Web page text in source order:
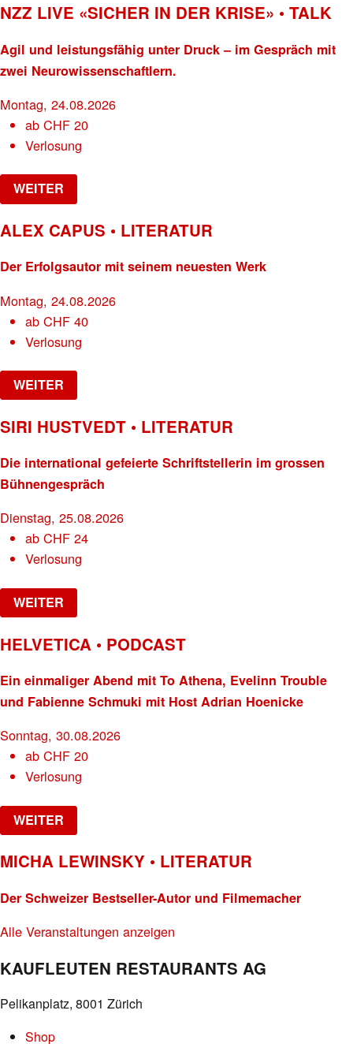
NZZ LIVE «SICHER IN DER KRISE» • TALK
Agil und leistungsfähig unter Druck – im Gespräch mit
zwei Neurowissenschaftlern.
Montag, 24.08.2026
abCHF 20
Verlosung
WEITER
ALEX CAPUS • LITERATUR
Der Erfolgsautor mit seinem neuesten Werk
Montag, 24.08.2026
abCHF 40
Verlosung
WEITER
SIRI HUSTVEDT • LITERATUR
Die international gefeierte Schriftstellerin im grossen
Bühnengespräch
Dienstag, 25.08.2026
abCHF 24
Verlosung
WEITER
HELVETICA • PODCAST
Ein einmaliger Abend mit To Athena, Evelinn Trouble
und Fabienne Schmuki mit Host Adrian Hoenicke
Sonntag, 30.08.2026
abCHF 20
Verlosung
WEITER
MICHA LEWINSKY • LITERATUR
Der Schweizer Bestseller-Autor und Filmemacher
Alle Veranstaltungen anzeigen
KAUFLEUTEN RESTAURANTS AG
Pelikanplatz, 8001 Zürich
Shop